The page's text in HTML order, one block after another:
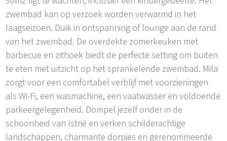
zwembad kan op verzoek worden verwarmd in het
laagseizoen. Duik in ontspanning of lounge aan de rand
van het zwembad. De overdekte zomerkeuken met
barbecue en zithoek biedt de perfecte setting om buiten
te eten met uitzicht op het sprankelende zwembad. Mila
zorgt voor een comfortabel verblijf met voorzieningen
als Wi-Fi, een wasmachine, een vaatwasser en voldoende
parkeergelegenheid. Dompel jezelf onder in de
schoonheid van Istrië en verken schilderachtige
landschappen, charmante dorpjes en gerenommeerde